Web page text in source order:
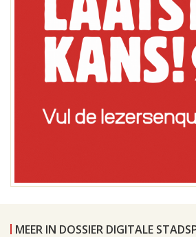
MEER IN DOSSIER DIGITALE